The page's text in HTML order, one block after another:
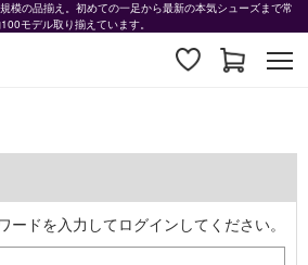
模の品揃え。初めての一足から最新の本気シューズまで常
モデル取り揃えています。
ードを入力してログインしてください。